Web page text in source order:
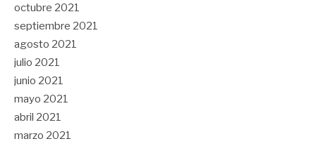
octubre 2021
septiembre 2021
agosto 2021
julio 2021
junio 2021
mayo 2021
abril 2021
marzo 2021